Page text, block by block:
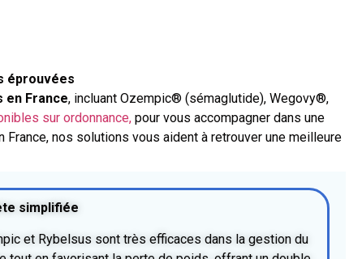
éprouvées
en France, incluant Ozempic® (sémaglutide), Wegovy®,
sur ordonnance, pour vous accompagner dans une
nos solutions vous aident à retrouver une meilleure
simplifiée
et Rybelsus sont très efficaces dans la gestion du